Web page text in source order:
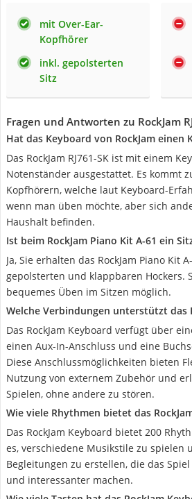
mit Over-Ear-
Kopfhörer
inkl. gepolsterten
Sitz
Fragen und Antworten zu RockJam
Hat das Keyboard von RockJam einen
Das RockJam RJ761-SK ist mit einem
Notenständer ausgestattet. Es kommt
Kopfhörern, welche laut Keyboard-
wenn man üben möchte, aber sich
Haushalt befinden.
Ist beim RockJam Piano Kit A-61 ein
Ja, Sie erhalten das RockJam Piano Kit
gepolsterten und klappbaren Hockers.
bequemes Üben im Sitzen möglich.
Welche Verbindungen unterstützt das
Das RockJam Keyboard verfügt über
einen Aux-In-Anschluss und eine
Diese Anschlussmöglichkeiten bieten
Nutzung von externem Zubehör und
Spielen, ohne andere zu stören.
Wie viele Rhythmen bietet das
Das RockJam Keyboard bietet 200
es, verschiedene Musikstile zu spielen
Begleitungen zu erstellen, die das
und interessanter machen.